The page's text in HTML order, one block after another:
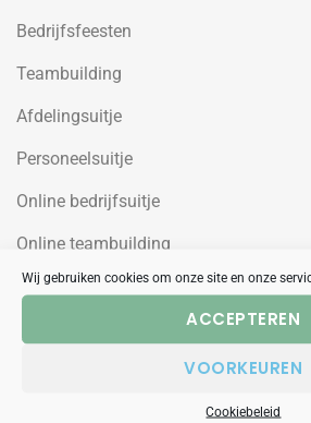
Wij gebruiken cookies om onze site en onze
ACCEPTEREN
VOORKEUREN
Cookiebeleid
Bedrijfsfeesten
Teambuilding
Afdelingsuitje
Personeelsuitje
Online bedrijfsuitje
Online teambuilding